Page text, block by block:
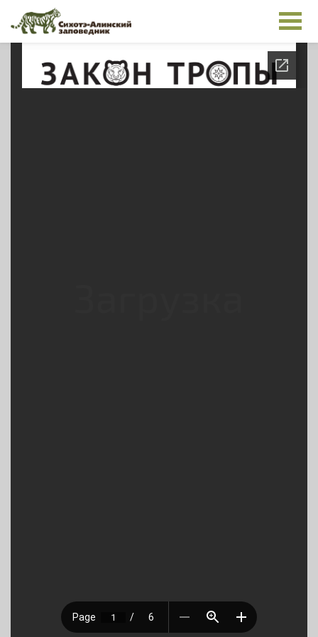
Перейти к основному содержанию